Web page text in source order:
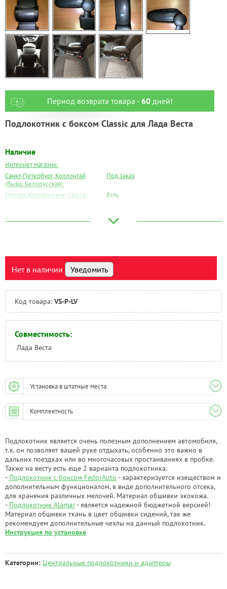
Период возврата товара - 60дней!
Подлокотник с боксом Classic для Лада Веста
Наличие
Интернет магазин:
Санкт-Петербург, Коллонтай
(бывш.Белорусская):
Под заказ
Москва, Коровинское Шоссе:
Есть
Под заказ
Под заказ
Тюмень:
Под заказ
Нет в наличии Уведомить
Код товара: VS-P-LV
Совместимость:
Лада Веста
Установка в штатные места
Комплектность
Подлокотник является очень полезным дополнением автомобиля,
т.к. он позволяет вашей руке отдыхать, особенно это важно в
дальних поездках или во многочасовых простаиваниях в пробке.
Также на весту есть еще 2 варианта подлокотника:
- Подлокотник с боксом FedorAuto - характеризуется изяществом и
дополнительным функционалом, в виде дополнительного отсека,
для хранения различных мелочей. Материал обшивки экокожа.
- Подлокотник Alamar- является надежной бюджетной версией!
Материал обшивки ткань в цвет обшивки сидений, так же
рекомендуем дополнительные чехлы на данный подлокотник.
Инструкция по установке
Категории: Центральные подлокотники и адаптеры